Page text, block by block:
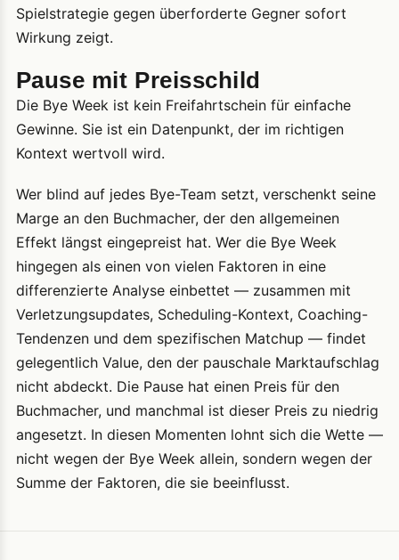
Spielstrategie gegen überforderte Gegner sofort
Wirkung zeigt.
Pause mit Preisschild
Die Bye Week ist kein Freifahrtschein für einfache
Gewinne. Sie ist ein Datenpunkt, der im richtigen
Kontext wertvoll wird.
Wer blind auf jedes Bye-Team setzt, verschenkt seine
Marge an den Buchmacher, der den allgemeinen
Effekt längst eingepreist hat. Wer die Bye Week
hingegen als einen von vielen Faktoren in eine
differenzierte Analyse einbettet — zusammen mit
Verletzungsupdates, Scheduling-Kontext, Coaching-
Tendenzen und dem spezifischen Matchup — findet
gelegentlich Value, den der pauschale Marktaufschlag
nicht abdeckt. Die Pause hat einen Preis für den
Buchmacher, und manchmal ist dieser Preis zu niedrig
angesetzt. In diesen Momenten lohnt sich die Wette —
nicht wegen der Bye Week allein, sondern wegen der
Summe der Faktoren, die sie beeinflusst.